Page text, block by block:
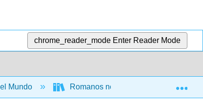
chrome_reader_mode Enter Reader Mode
Mundo Romanos no romanos (McElduff)